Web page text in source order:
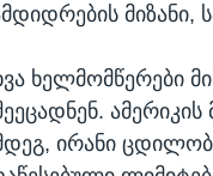
მიზანი,
ხელმომწერები
ამერიკის
ირანი